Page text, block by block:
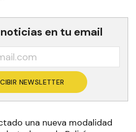
en tu email
NEWSLETTER
una nueva modalidad